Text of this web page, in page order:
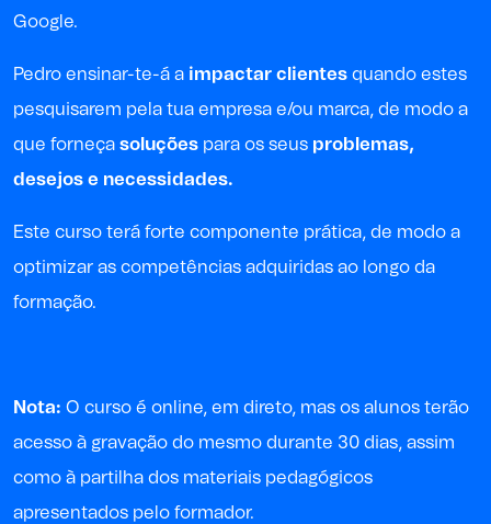
Google.
Pedro ensinar-te-á a impactar clientes quando estes
pesquisarem pela tua empresa e/ou marca, de modo a
que forneça soluções para os seus problemas,
desejos e necessidades.
Este curso terá forte componente prática, de modo a
optimizar as competências adquiridas ao longo da
formação.
Nota: O curso é online, em direto, mas os alunos terão
acesso à gravação do mesmo durante 30 dias, assim
como à partilha dos materiais pedagógicos
apresentados pelo formador.